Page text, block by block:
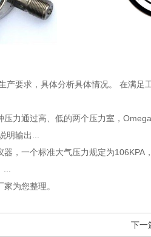
产要求，具体分析具体情况。 在满足
压力通过高、低的两个压力室，
明输出...
器，一个标准大气压力规定为106KPA
为您整理。
下一